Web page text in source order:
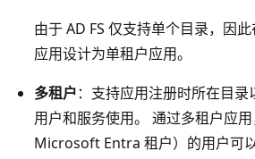
由于 AD FS 仅支持单个目录，因
应用设计为单租户应用。
多租户：支持应用注册时所在目
用户和服务使用。 通过多租户应
Microsoft Entra 租户）的用户可